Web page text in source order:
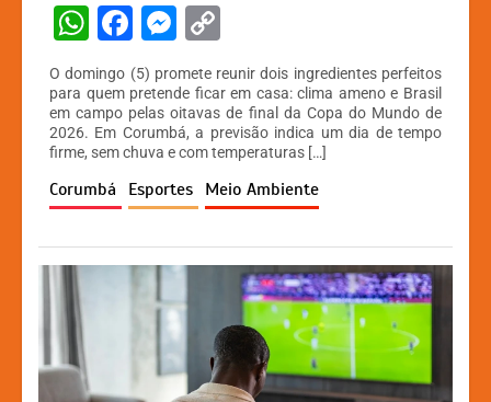
W
h
at
s
A
p
F
a
c
e
b
o
k
M
s
s
e
n
er
p
y
Li
n
O domingo (5) promete reunir dois ingredientes perfeitos
para quem pretende ficar em casa: clima ameno e Brasil
em campo pelas oitavas de final da Copa do Mundo de
2026. Em Corumbá, a previsão indica um dia de tempo
firme, sem chuva e com temperaturas […]
Corumbá Esportes Meio Ambiente